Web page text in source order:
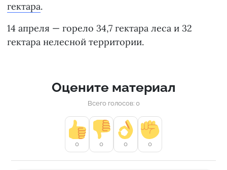
гектара.
14 апреля — горело 34,7 гектара леса и 32
гектара нелесной территории.
Оцените материал
Всего голосов: 0
0 0 0 0